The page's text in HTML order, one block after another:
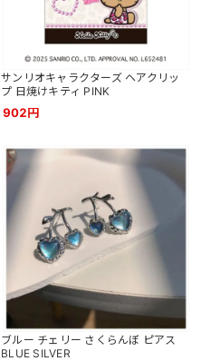
サンリオキャラクターズ ヘアクリッ
プ 日焼けキティ PINK
902円
ブルー チェリー さくらんぼ ピアス
BLUE SILVER